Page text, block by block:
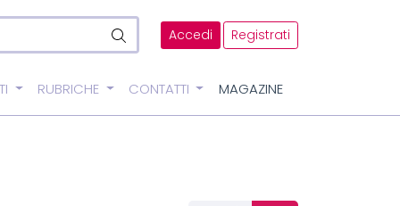
Accedi Registrati
RUBRICHE CONTATTI MAGAZINE